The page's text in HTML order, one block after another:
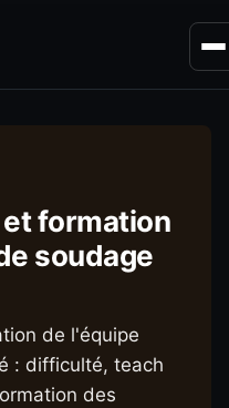
formation
soudage
de l'équipe
: difficulté, teach
des